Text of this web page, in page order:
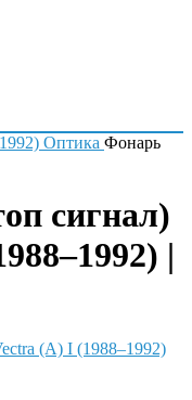
Оптика Фонарь
сигнал)
|